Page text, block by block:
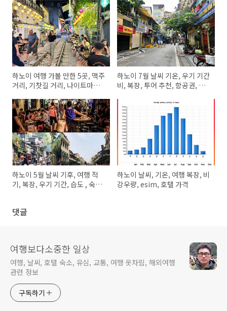
하노이 여행 가볼 만한 5곳, 맥주
거리, 기찻길 거리, 나이트마켓,
용
하노이 7월 날씨 기온, 우기 기간
비, 복장, 투어 추천, 항공권, 숙
하노이 5월 날씨 기후, 여행 적
기, 복장, 우기 기간, 습도 , 숙소
하노이 날씨, 기온, 여행 복장, 비
강우량, esim, 호텔 가격
댓글
여행보다소중한 일상
여행, 날씨, 호텔 숙소, 유심, 교통, 여행 옷차림, 해외여행
관련 정보
구독하기